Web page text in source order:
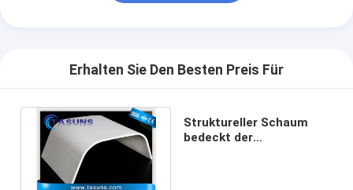
Erhalten Sie Den Besten Preis Für
Struktureller Schaum
bedeckt der